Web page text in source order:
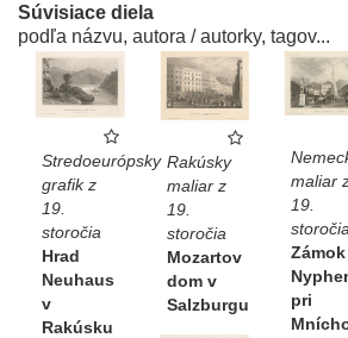
Súvisiace diela
podľa názvu, autora / autorky, tagov...
Stredoeurópsky
grafik z
19.
storočia
Hrad
Neuhaus
v
Rakúsku
Rakúsky
maliar z
19.
storočia
Mozartov
dom v
Salzburgu
maliar
19.
storočia
Zámok
pri